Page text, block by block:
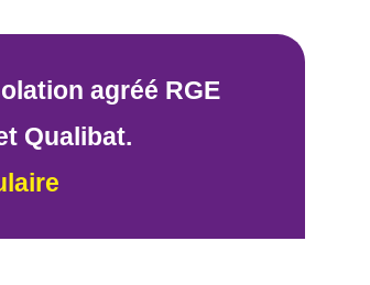
agréé RGE
Qualibat.